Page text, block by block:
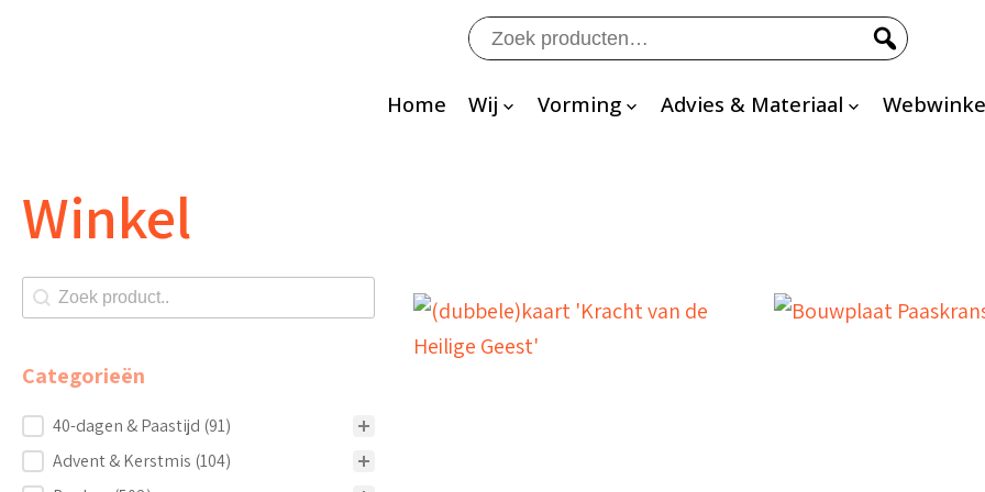
Zoeken
naar:
Home Wij Vorming Advies & Materiaal
Winkel
Zoeken shop
Search content
Categorieën
Categorieën
40-dagen & Paastijd (91)
Advent & Kerstmis (104)